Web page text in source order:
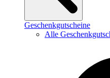
Geschenkgutscheine
Alle